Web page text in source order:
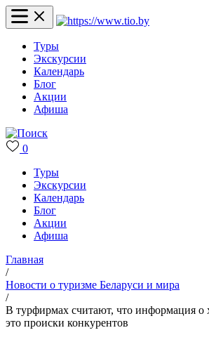
Туры
Экскурсии
Календарь
Блог
Акции
Афиша
0
Туры
Экскурсии
Календарь
Блог
Акции
Афиша
Главная
/
Новости о туризме Беларуси и мира
/
В турфирмах считают, что информация о
это происки конкурентов